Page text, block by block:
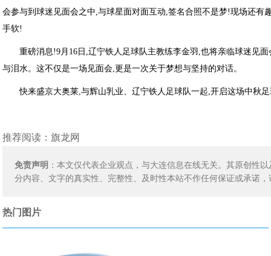
会参与到球迷见面会之中,与球星面对面互动,签名合照不是梦!现场还
手软!
重磅消息!9月16日,辽宁铁人足球队主教练李金羽,也将亲临球迷见
与泪水。这不仅是一场见面会,更是一次关于梦想与坚持的对话。
快来盛京大奥莱,与辉山乳业、辽宁铁人足球队一起,开启这场中秋
推荐阅读：旗龙网
免责声明 ：本文仅代表企业观点，与大连信息在线无关。其原创性
分内容、文字的真实性、完整性、及时性本站不作任何保证或承诺
热门图片